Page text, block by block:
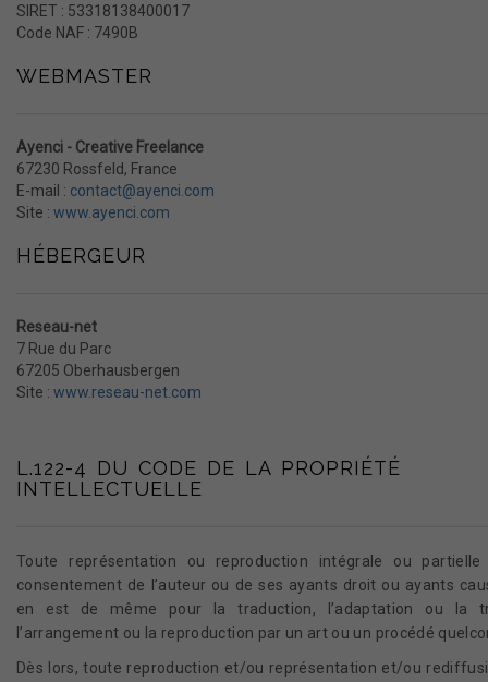
SIRET : 53318138400017
Code NAF : 7490B
WEBMASTER
Ayenci - Creative Freelance
67230 Rossfeld, France
E-mail : contact@ayenci.com
Site : www.ayenci.com
HÉBERGEUR
Reseau-net
7 Rue du Parc
67205 Oberhausbergen
Site : www.reseau-net.com
L.122-4 DU CODE DE LA PROPRIÉTÉ
INTELLECTUELLE
Toute représentation ou reproduction intégrale ou
consentement de l’auteur ou de ses ayants droit ou ayants
en est de même pour la traduction, l’adaptation ou la
l’arrangement ou la reproduction par un art ou un procédé
Dès lors, toute reproduction et/ou représentation et/ou